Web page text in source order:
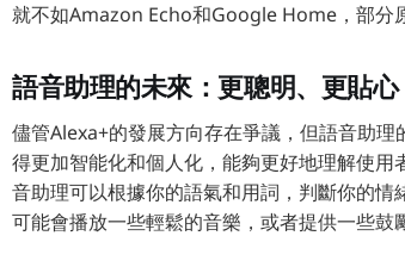
就不如Amazon Echo和Google Home，部分
語音助理的未來：更聰明、更貼心
儘管Alexa+的發展方向存在爭議，但語音助
得更加智能化和個人化，能夠更好地理解使
音助理可以根據你的語氣和用詞，判斷你的
可能會播放一些輕鬆的音樂，或者提供一些鼓